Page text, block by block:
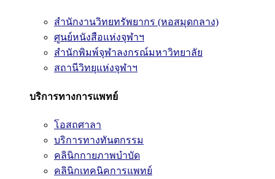
สำนักงานวิทยทรัพยากร (หอสมุดกลาง)
ศูนย์หนังสือแห่งจุฬาฯ
สำนักพิมพ์จุฬาลงกรณ์มหาวิทยาลัย
สถานีวิทยุแห่งจุฬาฯ
บริการทางการแพทย์
โอสถศาลา
บริการทางทันตกรรม
คลินิกกายภาพบำบัด
คลินิกเทคนิคการแพทย์